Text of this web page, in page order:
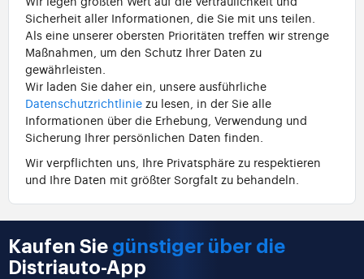
Sicherheit aller Informationen, die Sie mit uns teilen.
Als eine unserer obersten Prioritäten treffen wir strenge
Maßnahmen, um den Schutz Ihrer Daten zu
gewährleisten.
Wir laden Sie daher ein, unsere ausführliche
Datenschutzrichtlinie zu lesen, in der Sie alle
Informationen über die Erhebung, Verwendung und
Sicherung Ihrer persönlichen Daten finden.
Wir verpflichten uns, Ihre Privatsphäre zu respektieren
und Ihre Daten mit größter Sorgfalt zu behandeln.
Kaufen Sie günstiger über die
Distriauto-App